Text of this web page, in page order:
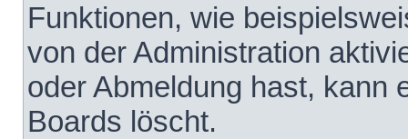
Funktionen, wie
von der Administration
oder Abmeldung hast, kann
Boards löscht.